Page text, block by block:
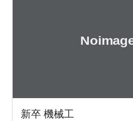
新卒 機械工